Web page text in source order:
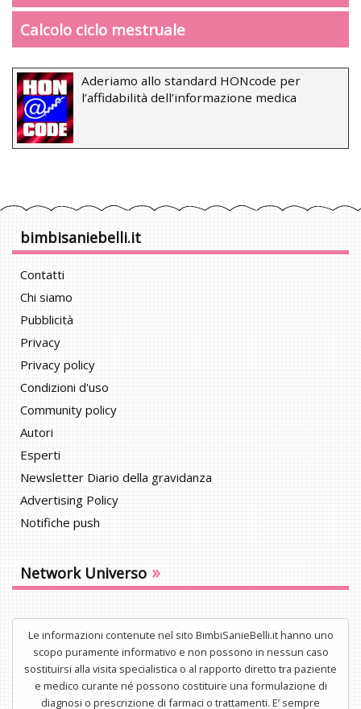
Calcolo ciclo mestruale
Aderiamo allo standard HONcode per
l’affidabilità dell’informazione medica
bimbisaniebelli.it
Contatti
Chi siamo
Pubblicità
Privacy
Privacy policy
Condizioni d'uso
Community policy
Autori
Esperti
Newsletter Diario della gravidanza
Advertising Policy
Notifiche push
Network Universo »
Le informazioni contenute nel sito BimbiSanieBelli.it hanno uno
scopo puramente informativo e non possono in nessun caso
sostituirsi alla visita specialistica o al rapporto diretto tra paziente
e medico curante né possono costituire una formulazione di
diagnosi o prescrizione di farmaci o trattamenti. E’ sempre